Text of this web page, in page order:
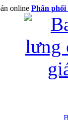
online Phân phối